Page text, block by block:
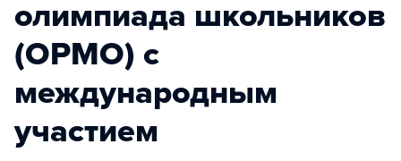
олимпиада школьников
(ОРМО) с
международным
участием